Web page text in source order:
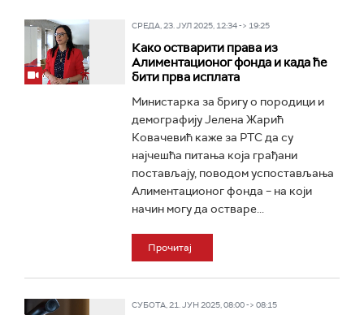
СРЕДА, 23. ЈУЛ 2025, 12:34 -> 19:25
Како остварити права из
Алиментационог фонда и када ће
бити прва исплата
Министарка за бригу о породици и
демографију Јелена Жарић
Ковачевић каже за РТС да су
најчешћа питања која грађани
постављају, поводом успостављања
Алиментационог фонда – на који
начин могу да остваре...
Прочитај
СУБОТА, 21. ЈУН 2025, 08:00 -> 08:15